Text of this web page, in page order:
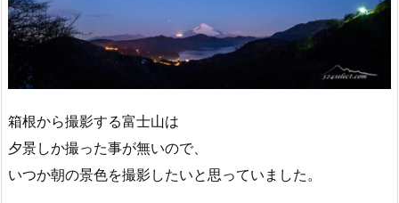
箱根から撮影する富士山は
夕景しか撮った事が無いので、
いつか朝の景色を撮影したいと思っていました。